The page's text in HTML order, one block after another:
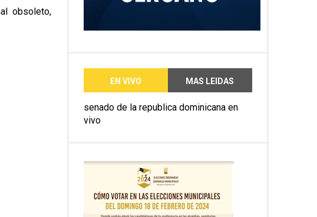
obsoleto,
EN VIVO MAS LEIDAS
senado de la republica dominicana en
vivo